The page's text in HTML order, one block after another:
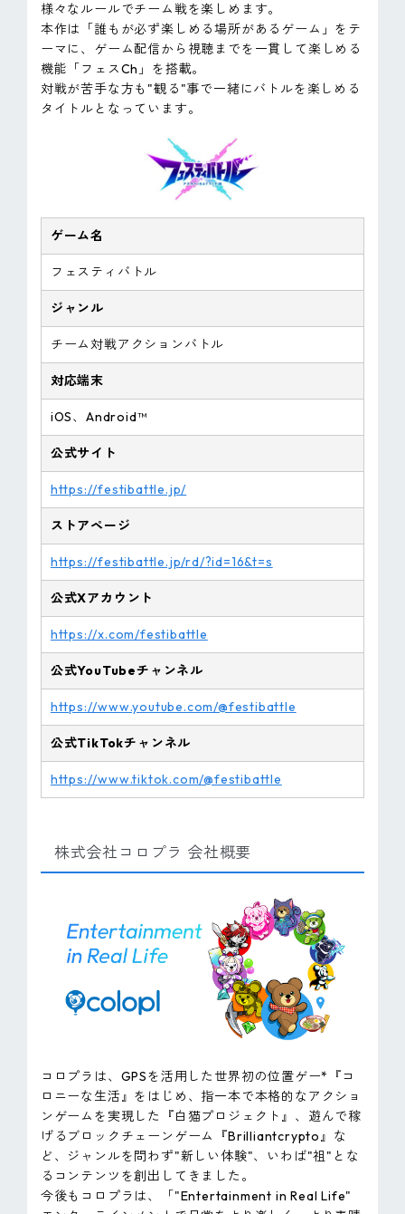
様々なルールでチーム戦を楽しめます。
本作は「誰もが必ず楽しめる場所があるゲーム」をテ
ーマに、ゲーム配信から視聴までを一貫して楽しめる
機能「フェスCh」を搭載。
対戦が苦手な方も"観る"事で一緒にバトルを楽しめる
タイトルとなっています。
ゲーム名
フェスティバトル
ジャンル
チーム対戦アクションバトル
対応端末
iOS、Android™
公式サイト
https://festibattle.jp/
ストアページ
https://festibattle.jp/rd/?id=16&t=s
公式Xアカウント
https://x.com/festibattle
公式YouTubeチャンネル
https://www.youtube.com/@festibattle
公式TikTokチャンネル
https://www.tiktok.com/@festibattle
株式会社コロプラ 会社概要
コロプラは、GPSを活用した世界初の位置ゲー*『コ
ロニーな生活』をはじめ、指一本で本格的なアクショ
ンゲームを実現した『白猫プロジェクト』、遊んで稼
げるブロックチェーンゲーム『Brilliantcrypto』な
ど、ジャンルを問わず"新しい体験"、いわば"祖"とな
るコンテンツを創出してきました。
今後もコロプラは、「"Entertainment in Real Life"